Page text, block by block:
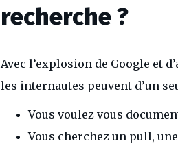
recherche ?
Avec l’explosion de Google et
les internautes peuvent d’un
Vous voulez vous
Vous cherchez un pull,